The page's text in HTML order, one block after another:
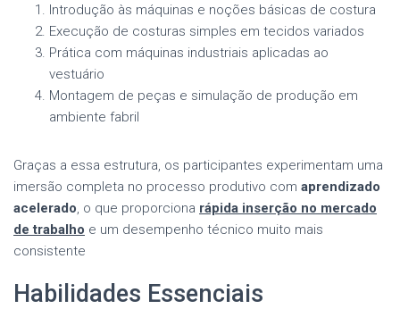
Introdução às máquinas e noções básicas de costura
Execução de costuras simples em tecidos variados
Prática com máquinas industriais aplicadas ao
vestuário
Montagem de peças e simulação de produção em
ambiente fabril
Graças a essa estrutura, os participantes experimentam uma
imersão completa no processo produtivo com aprendizado
acelerado, o que proporciona rápida inserção no mercado
de trabalho e um desempenho técnico muito mais
consistente
Habilidades Essenciais